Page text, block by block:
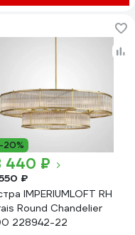
-20%
440 ₽
₽
IMPERIUMLOFT RH
Round Chandelier
228942-22